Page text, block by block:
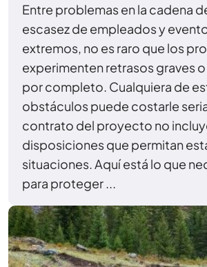
Entre problemas en la cadena
escasez de empleados y
extremos, no es raro que los
experimenten retrasos graves
por completo. Cualquiera de
obstáculos puede costarle
contrato del proyecto no
disposiciones que permitan
situaciones. Aquí está lo que
para proteger ...